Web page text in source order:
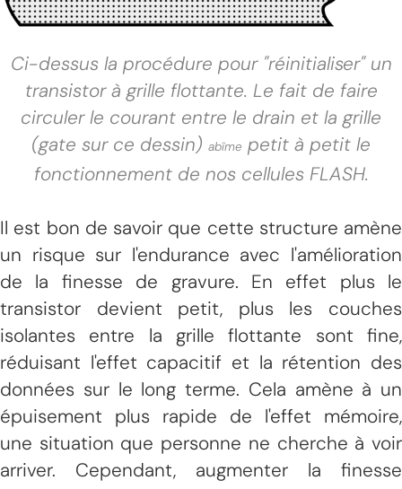
Ci-dessus la procédure pour "réinitialiser" un
transistor à grille flottante. Le fait de faire
circuler le courant entre le drain et la grille
(gate sur ce dessin) abîme petit à petit le
fonctionnement de nos cellules FLASH.
Il est bon de savoir que cette structure amène
un risque sur l'endurance avec l'amélioration
de la finesse de gravure. En effet plus le
transistor devient petit, plus les couches
isolantes entre la grille flottante sont fine,
réduisant l'effet capacitif et la rétention des
données sur le long terme. Cela amène à un
épuisement plus rapide de l'effet mémoire,
une situation que personne ne cherche à voir
arriver. Cependant, augmenter la finesse